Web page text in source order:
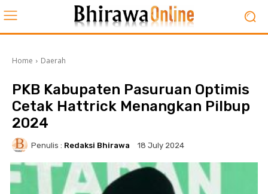
Home Daerah
PKB Kabupaten Pasuruan Optimis
Cetak Hattrick Menangkan Pilbup
2024
Penulis : Redaksi Bhirawa 18 July 2024